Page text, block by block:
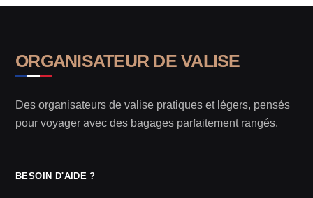
ORGANISATEUR DE VALISE
Des organisateurs de valise pratiques et légers, pensés
pour voyager avec des bagages parfaitement rangés.
BESOIN D'AIDE ?